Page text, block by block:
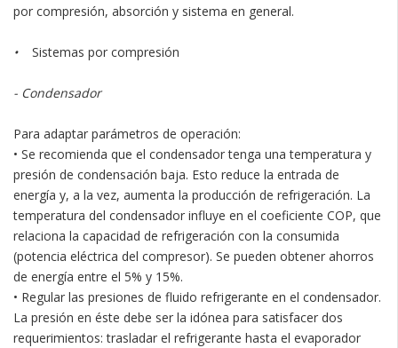
por compresión, absorción y sistema en general.
• Sistemas por compresión
- Condensador
Para adaptar parámetros de operación:
• Se recomienda que el condensador tenga una temperatura y
presión de condensación baja. Esto reduce la entrada de
energía y, a la vez, aumenta la producción de refrigeración. La
temperatura del condensador influye en el coeficiente COP, que
relaciona la capacidad de refrigeración con la consumida
(potencia eléctrica del compresor). Se pueden obtener ahorros
de energía entre el 5% y 15%.
• Regular las presiones de fluido refrigerante en el condensador.
La presión en éste debe ser la idónea para satisfacer dos
requerimientos: trasladar el refrigerante hasta el evaporador